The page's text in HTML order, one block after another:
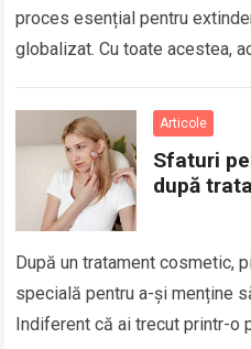
proces esențial pentru
globalizat. Cu toate acestea,
Articole
Sfaturi
după
După un tratament cosmetic,
specială pentru a-și menține
Indiferent că ai trecut printr-o